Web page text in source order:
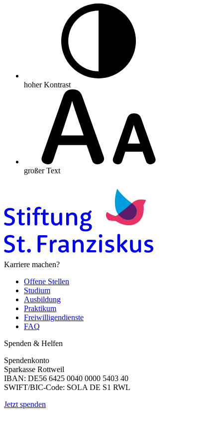
hoher Kontrast
großer Text
Karriere machen?
Offene Stellen
Studium
Ausbildung
Praktikum
Freiwilligendienste
FAQ
Spenden & Helfen
Spendenkonto
Sparkasse Rottweil
IBAN: DE56 6425 0040 0000 5403 40
SWIFT/BIC-Code: SOLA DE S1 RWL
Jetzt spenden